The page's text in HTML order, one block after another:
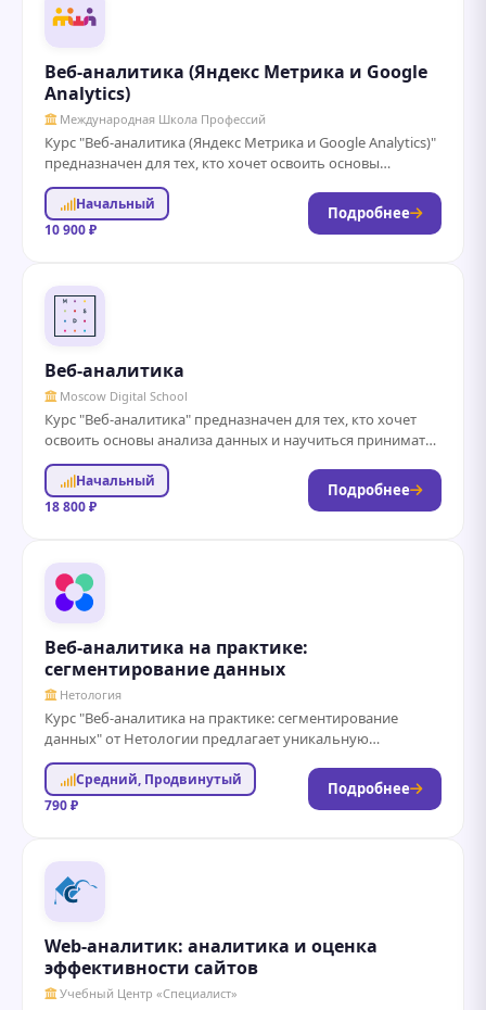
Веб-аналитика (Яндекс Метрика и Google
Analytics)
Международная Школа Профессий
Курс "Веб-аналитика (Яндекс Метрика и Google Analytics)"
предназначен для тех, кто хочет освоить основы
аналитики веб-сайтов и научиться эффективно
использовать...
Начальный
10 900 ₽
Подробнее
Веб-аналитика
Moscow Digital School
Курс "Веб-аналитика" предназначен для тех, кто хочет
освоить основы анализа данных и научиться принимать
обоснованные решения на основе полученной
информации....
Начальный
18 800 ₽
Подробнее
Веб-аналитика на практике:
сегментирование данных
Нетология
Курс "Веб-аналитика на практике: сегментирование
данных" от Нетологии предлагает уникальную
возможность погрузиться в мир аналитики через
практические задания и реальные...
Средний, Продвинутый
790 ₽
Подробнее
Web-аналитик: аналитика и оценка
эффективности сайтов
Учебный Центр «Специалист»